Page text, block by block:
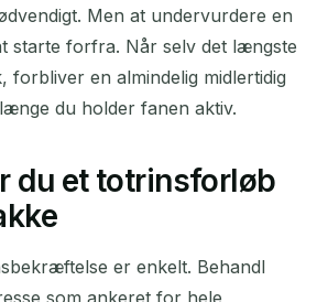
Men at undervurdere en
starte forfra. Når selv det længste
forbliver en almindelig midlertidig
du holder fanen aktiv.
du et totrinsforløb
er enkelt. Behandl
som ankeret for hele